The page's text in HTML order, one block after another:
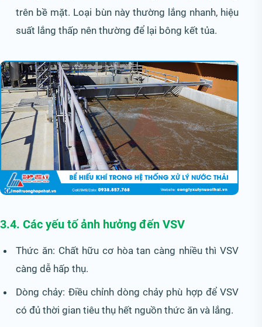
trên bề mặt. Loại bùn này thường lắng nhanh, hiệu
suất lắng thấp nên thường để lại bông kết tủa.
3.4. Các yếu tố ảnh hưởng đến VSV
Thức ăn: Chất hữu cơ hòa tan càng nhiều thì VSV
càng dễ hấp thụ.
Dòng chảy: Điều chỉnh dòng chảy phù hợp để VSV
có đủ thời gian tiêu thụ hết nguồn thức ăn và lắng.